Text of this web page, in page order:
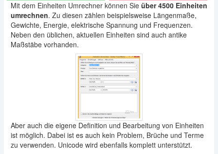
Mit dem Einheiten Umrechner können Sie über 4500 Einheiten
umrechnen. Zu diesen zählen beispielsweise Längenmaße,
Gewichte, Energie, elektrische Spannung und Frequenzen.
Neben den üblichen, aktuellen Einheiten sind auch antike
Maßstäbe vorhanden.
Aber auch die eigene Definition und Bearbeitung von Einheiten
ist möglich. Dabei ist es auch kein Problem, Brüche und Terme
zu verwenden. Unicode wird ebenfalls komplett unterstützt.